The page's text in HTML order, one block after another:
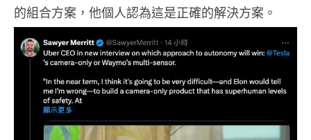
的組合方案，他個人認為這是正確的解決方案。